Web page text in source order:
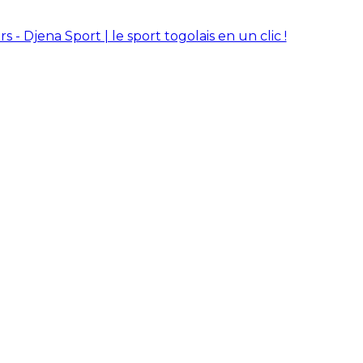
- Djena Sport | le sport togolais en un clic !